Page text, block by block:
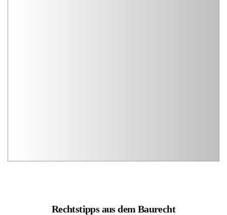
Rechtstipps aus dem Baurecht